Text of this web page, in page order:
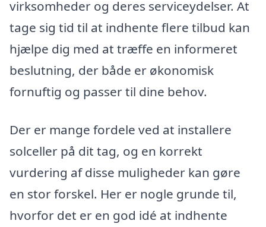
virksomheder og deres serviceydelser. At
tage sig tid til at indhente flere tilbud kan
hjælpe dig med at træffe en informeret
beslutning, der både er økonomisk
fornuftig og passer til dine behov.
Der er mange fordele ved at installere
solceller på dit tag, og en korrekt
vurdering af disse muligheder kan gøre
en stor forskel. Her er nogle grunde til,
hvorfor det er en god idé at indhente